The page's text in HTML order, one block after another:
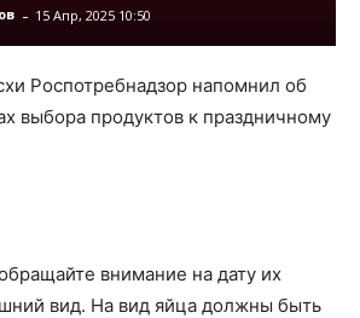
- 15 Апр, 2025 10:50
Роспотребнадзор напомнил об
выбора продуктов к праздничному
внимание на дату их
вид. На вид яйца должны быть